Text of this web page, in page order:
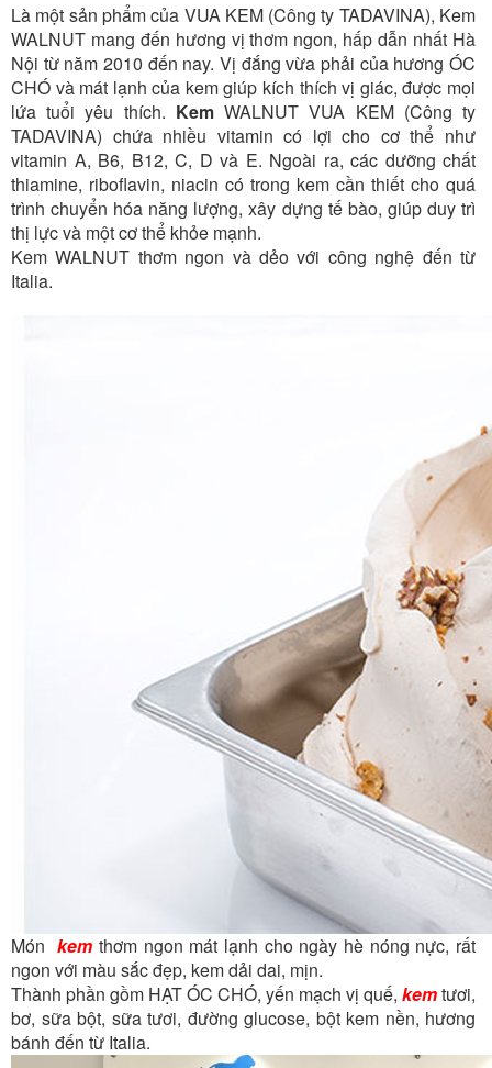
Là một sản phẩm của VUA KEM (Công ty TADAVINA), Kem
WALNUT mang đến hương vị thơm ngon, hấp dẫn nhất Hà
Nội từ năm 2010 đến nay. Vị đắng vừa phải của hương ÓC
CHÓ và mát lạnh của kem giúp kích thích vị giác, được mọi
lứa tuổi yêu thích. KemWALNUT VUA KEM (Công ty
TADAVINA) chứa nhiều vitamin có lợi cho cơ thể như
vitamin A, B6, B12, C, D và E. Ngoài ra, các dưỡng chất
thiamine, riboflavin, niacin có trong kem cần thiết cho quá
trình chuyển hóa năng lượng, xây dựng tế bào, giúp duy trì
thị lực và một cơ thể khỏe mạnh.
Kem WALNUT thơm ngon và dẻo với công nghệ đến từ
Italia.
Mónkem thơm ngon mát lạnh cho ngày hè nóng nực, rất
ngon với màu sắc đẹp, kem dải dai, mịn.
Thành phần gồm HẠT ÓC CHÓ, yến mạch vị quế, kemtươi,
bơ, sữa bột, sữa tươi, đường glucose, bột kem nền, hương
bánh đến từ Italia.